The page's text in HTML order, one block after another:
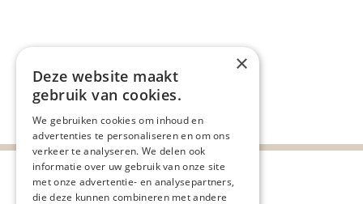
Deel deze pagina:
×
Deze website maakt
gebruik van cookies.
We gebruiken cookies om inhoud en
advertenties te personaliseren en om ons
verkeer te analyseren. We delen ook
informatie over uw gebruik van onze site
met onze advertentie- en analysepartners,
die deze kunnen combineren met andere